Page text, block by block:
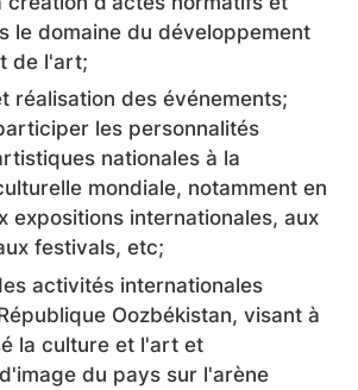
le domaine du développement
de l'art;
réalisation des événements;
les personnalités
nationales à la
mondiale, notamment en
expositions internationales, aux
festivals, etc;
activités internationales
Oozbékistan, visant à
la culture et l'art et
du pays sur l'arène